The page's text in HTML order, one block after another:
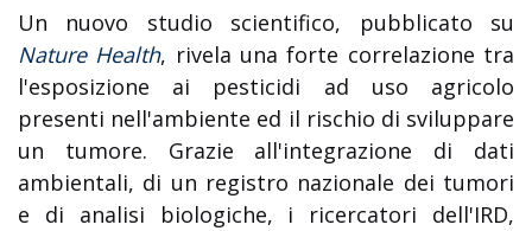
Un nuovo studio scientifico, pubblicato su
Nature Health, rivela una forte correlazione tra
l'esposizione ai pesticidi ad uso agricolo
presenti nell'ambiente ed il rischio di sviluppare
un tumore. Grazie all'integrazione di dati
ambientali, di un registro nazionale dei tumori
e di analisi biologiche, i ricercatori dell'IRD,